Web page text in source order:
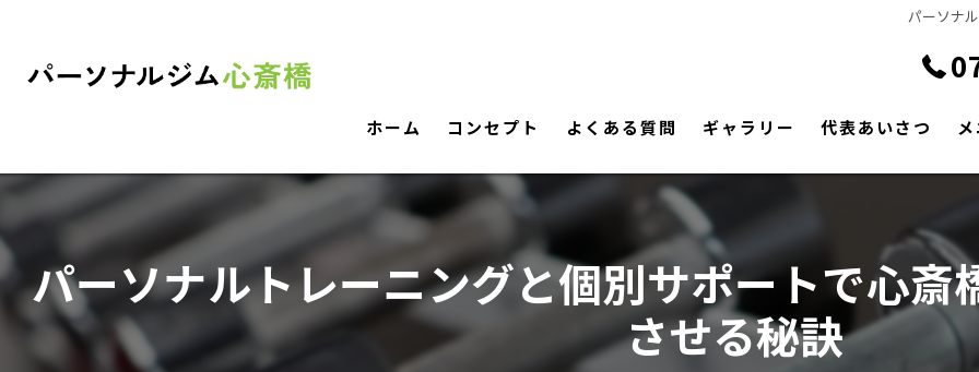
パーソナ
ホーム コンセプト よくある質問 ギャラリー 代表あいさつ
パーソナルトレーニングと個別サポートで心斎
させる秘訣